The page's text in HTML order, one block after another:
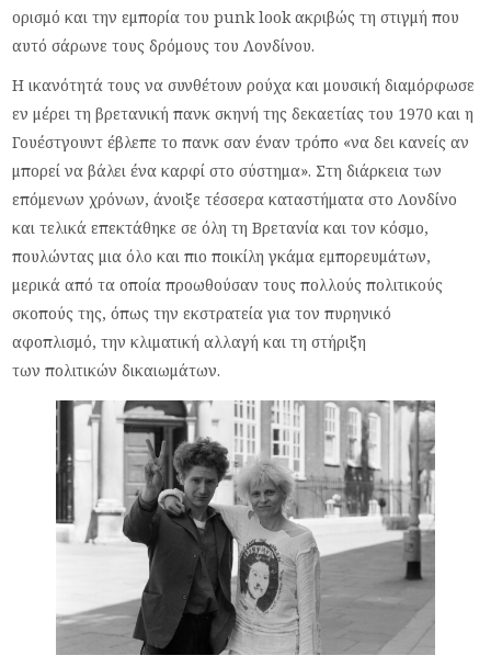
ορισμό και την εμπορία του punk look ακριβώς τη στιγμή που
αυτό σάρωνε τους δρόμους του Λονδίνου.
Η ικανότητά τους να συνθέτουν ρούχα και μουσική διαμόρφωσε
εν μέρει τη βρετανική πανκ σκηνή της δεκαετίας του 1970 και η
Γουέστγουντ έβλεπε το πανκ σαν έναν τρόπο «να δει κανείς αν
μπορεί να βάλει ένα καρφί στο σύστημα». Στη διάρκεια των
επόμενων χρόνων, άνοιξε τέσσερα καταστήματα στο Λονδίνο
και τελικά επεκτάθηκε σε όλη τη Βρετανία και τον κόσμο,
πουλώντας μια όλο και πιο ποικίλη γκάμα εμπορευμάτων,
μερικά από τα οποία προωθούσαν τους πολλούς πολιτικούς
σκοπούς της, όπως την εκστρατεία για τον πυρηνικό
αφοπλισμό, την κλιματική αλλαγή και τη στήριξη
των πολιτικών δικαιωμάτων.